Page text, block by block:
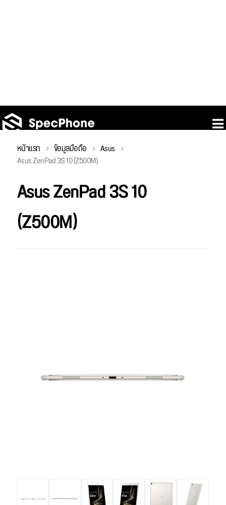
หน้าแรก ข้อมูลมือถือ Asus
Asus ZenPad 3S 10 (Z500M)
Asus ZenPad 3S 10
(Z500M)